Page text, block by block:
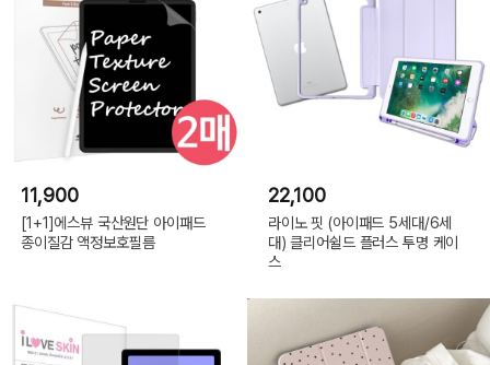
11,900
[1+1]에스뷰 국산원단 아이패드
종이질감 액정보호필름
22,100
라이노 핏 (아이패드 5세대/6세
대) 클리어쉴드 플러스 투명 케이
스